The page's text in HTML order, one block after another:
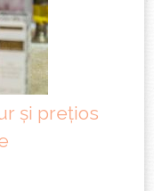
și prețios